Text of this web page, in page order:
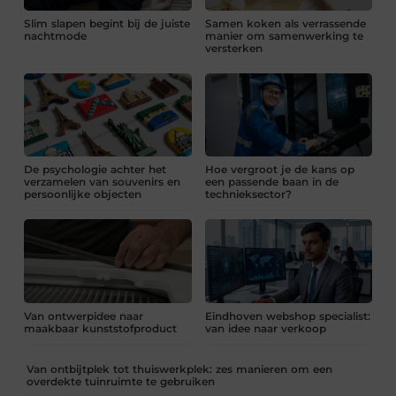
Slim slapen begint bij de juiste
nachtmode
Samen koken als verrassende
manier om samenwerking te
versterken
De psychologie achter het
verzamelen van souvenirs en
persoonlijke objecten
Hoe vergroot je de kans op
een passende baan in de
technieksector?
Van ontwerpidee naar
maakbaar kunststofproduct
Eindhoven webshop specialist:
van idee naar verkoop
Van ontbijtplek tot thuiswerkplek: zes manieren om een
overdekte tuinruimte te gebruiken